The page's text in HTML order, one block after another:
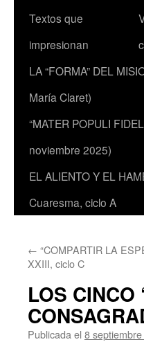
Textos que
impresionan
LA “FORMA” DEL
María Claret)
“MATER POPULI
noviembre 2025)
EL ALIENTO Y EL
Cuaresma, ciclo A
← “COMPARTIR LA
XXIII, ciclo C
LOS CINCO
Publicada el 8